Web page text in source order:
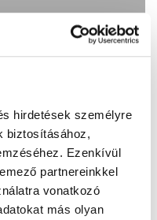
hirdetések személyre
biztosításához,
Ezenkívül
partnereinkkel
vonatkozó
más olyan